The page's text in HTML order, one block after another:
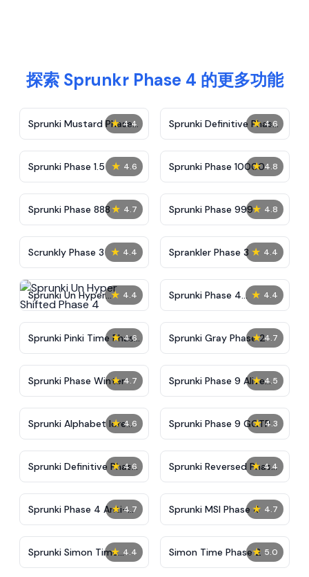
探索 Sprunkr Phase 4 的更多功能
★ 4.4
Sprunki Mustard Phase
2
★ 4.6
Sprunki Definitive Phase
7
★ 4.6
Sprunki Phase 1.5 ★ 4.8
Sprunki Phase 10000
★ 4.7
Sprunki Phase 888 ★ 4.8
Sprunki Phase 999
★ 4.4
Scrunkly Phase 3 ★ 4.4
Sprankler Phase 3
★ 4.4
Sprunki Un Hyper
Shifted Phase 4
★ 4.4
Sprunki Phase 4
Alternate Edition
★ 4.6
Sprunki Pinki Time Phase
3
★ 4.7
Sprunki Gray Phase 2
★ 4.7
Sprunki Phase Winter ★ 4.5
Sprunki Phase 9 Alive
And Malediction
★ 4.6
Sprunki Alphabet lore
Arabic Phase 3
★ 4.3
Sprunki Phase 9 GGTP
★ 4.6
Sprunki Definitive Phase
9 New
★ 4.4
Sprunki Reversed Phase
3 Definitive
★ 4.7
Sprunki Phase 4 Anti-
Shifted
★ 4.7
Sprunki MSI Phase 4
★ 4.4
Sprunki Simon Time
Phase 2
★ 5.0
Simon Time Phase 2